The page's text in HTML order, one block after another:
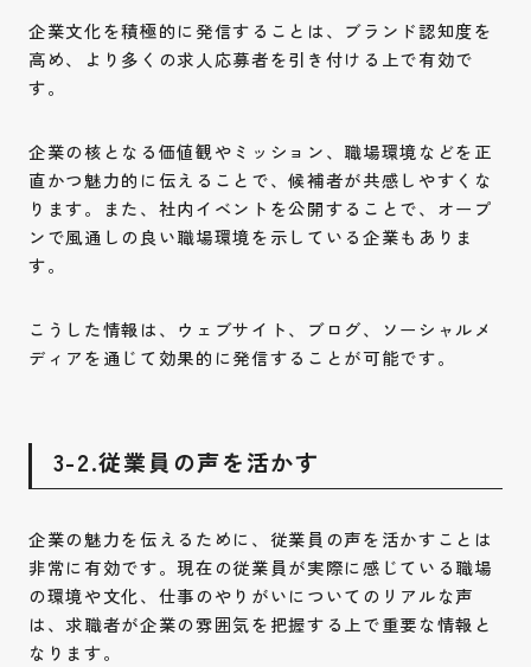
企業文化を積極的に発信することは、ブランド認知度を
高め、より多くの求人応募者を引き付ける上で有効で
す。
企業の核となる価値観やミッション、職場環境などを正
直かつ魅力的に伝えることで、候補者が共感しやすくな
ります。また、社内イベントを公開することで、オープ
ンで風通しの良い職場環境を示している企業もありま
す。
こうした情報は、ウェブサイト、ブログ、ソーシャルメ
ディアを通じて効果的に発信することが可能です。
3-2.従業員の声を活かす
企業の魅力を伝えるために、従業員の声を活かすことは
非常に有効です。現在の従業員が実際に感じている職場
の環境や文化、仕事のやりがいについてのリアルな声
は、求職者が企業の雰囲気を把握する上で重要な情報と
なります。